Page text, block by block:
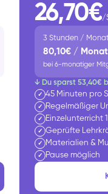
26,70€/
3 Stunden / Monat
80,10€ / Monat
bei 6-monatiger
↓ Du sparst 53,40€
✓ 45 Minuten pro
✓ Regelmäßiger
✓ Einzelunterricht
✓ Geprüfte
✓ Materialien &
✓ Pause möglich